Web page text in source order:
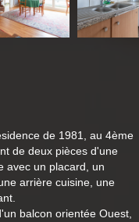
de 1981, au 4ème
de deux pièces d'une
avec un placard, un
arrière cuisine, une
balcon orientée Ouest,